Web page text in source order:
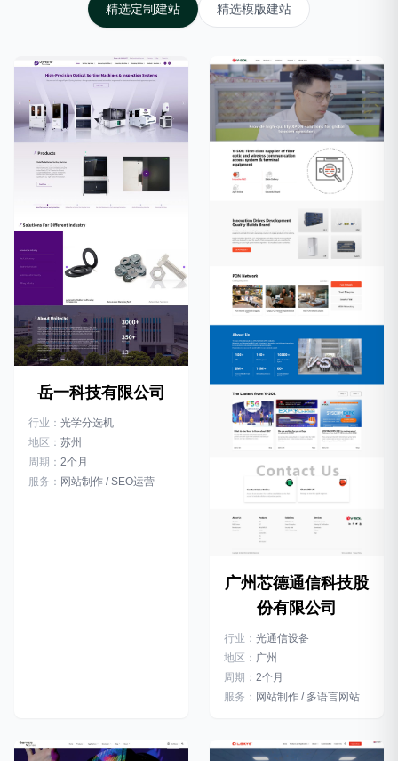
精选定制建站 精选模版建站
岳一科技有限公司
行业： 光学分选机
地区： 苏州
周期： 2个月
服务： 网站制作 / SEO运营
广州芯德通信科技股
份有限公司
行业： 光通信设备
地区： 广州
周期： 2个月
服务： 网站制作 / 多语言网站